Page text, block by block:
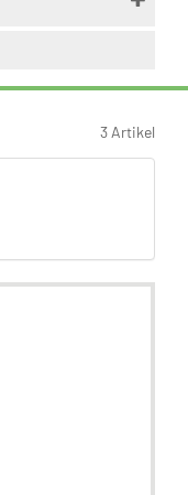
3 Artikel